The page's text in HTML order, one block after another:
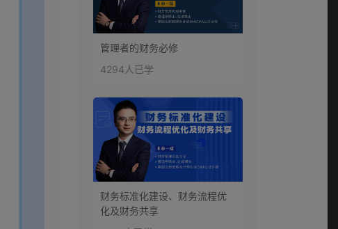
管理者的财务必修
4294人已学
财务标准化建设、财务流程优
化及财务共享